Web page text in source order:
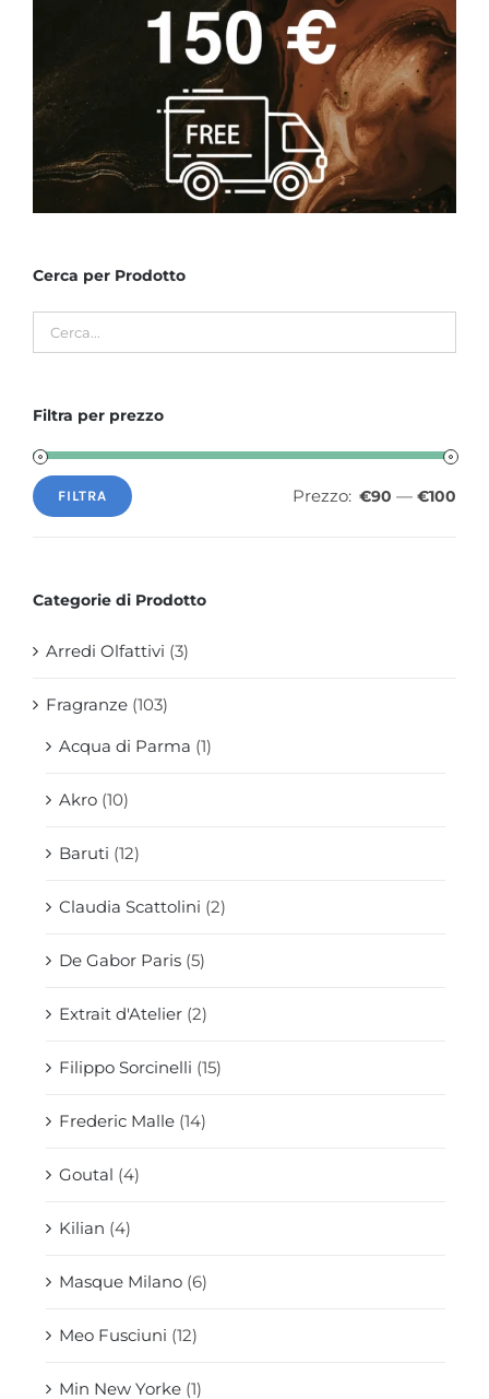
Cerca per Prodotto
Filtra per prezzo
Prezzo
Prezzo
FILTRA Prezzo: €90 — €100
Categorie di Prodotto
Arredi Olfattivi (3)
Fragranze (103)
Acqua di Parma (1)
Akro (10)
Baruti (12)
Claudia Scattolini (2)
De Gabor Paris (5)
Extrait d'Atelier (2)
Filippo Sorcinelli (15)
Frederic Malle (14)
Goutal (4)
Kilian (4)
Masque Milano (6)
Meo Fusciuni (12)
Min New Yorke (1)